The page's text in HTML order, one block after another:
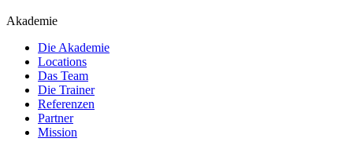
Akademie
Die Akademie
Locations
Das Team
Die Trainer
Referenzen
Partner
Mission